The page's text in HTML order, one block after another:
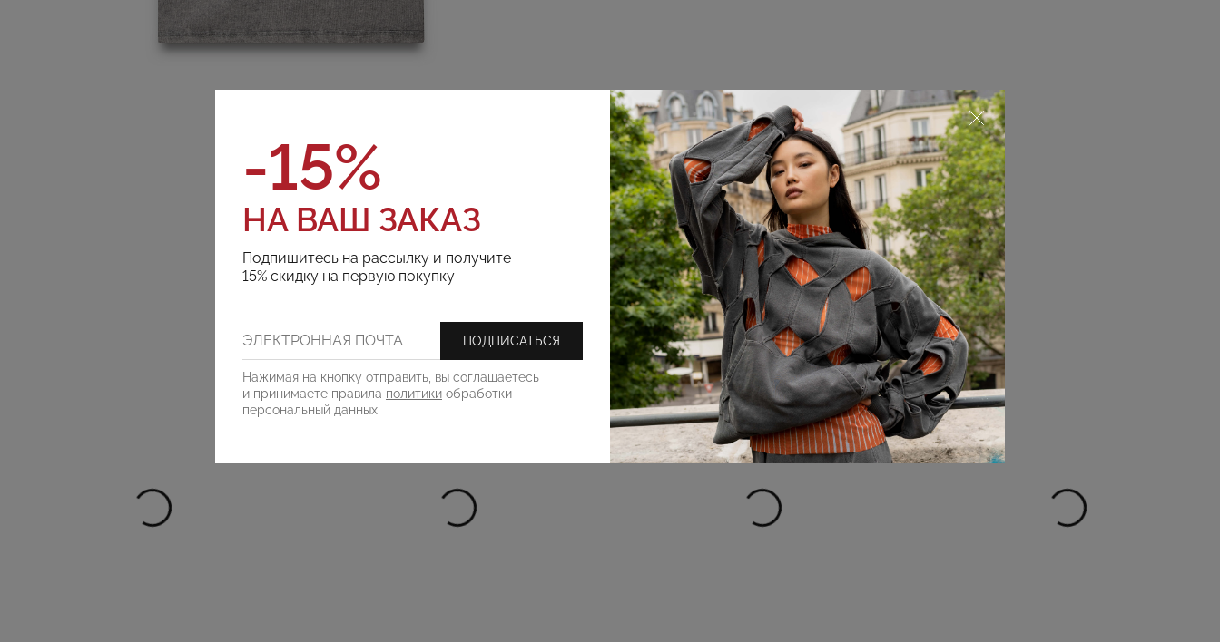
РЕКОМЕНДУЕМ
-15%
НА ВАШ ЗАКАЗ
Подпишитесь на рассылку и получите
15% скидку на первую покупку
ПОДПИСАТЬСЯ
Нажимая на кнопку отправить, вы соглашаетесь
и принимаете правила политики обработки
персональный данных